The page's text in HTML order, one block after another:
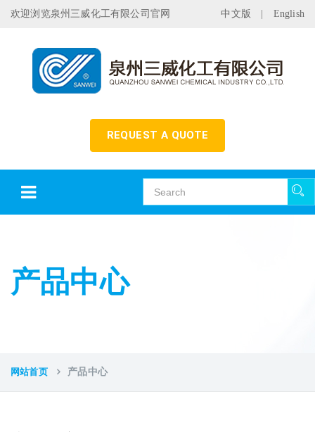
欢迎浏览泉州三威化工有限公司官网 中文版 English
REQUEST A QUOTE
产品中心
网站首页 产品中心